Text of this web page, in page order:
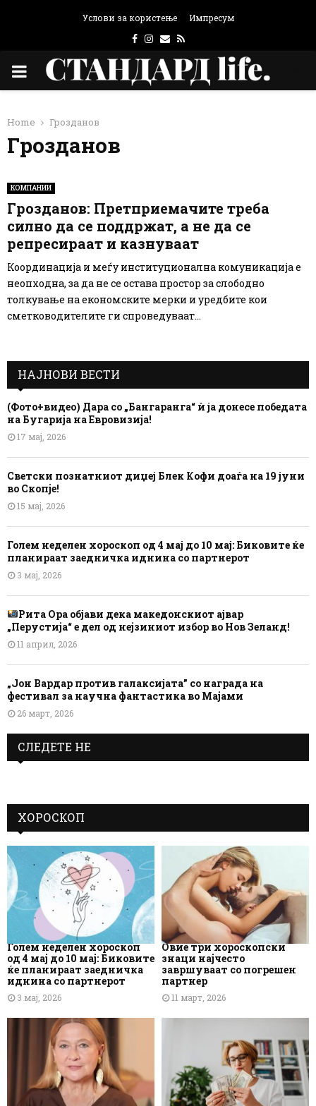
Услови за користење Импресум
Facebook
Instagram
Email
Rss
PRIMARY
Home Грозданов
Грозданов
КОМПАНИИ
Грозданов: Претприемачите треба
силно да се поддржат, а не да се
репресираат и казнуваат
Координација и меѓу институционална комуникација е
неопходна, за да не се остава простор за слободно
толкување на економските мерки и уредбите кои
сметководителите ги спроведуваат...
НАЈНОВИ ВЕСТИ
(Фото+видео) Дара со „Бангаранга“ ѝ ја донесе победата
на Бугарија на Евровизија!
17 мај, 2026
Светски познатниот диџеј Блек Кофи доаѓа на 19 јуни
во Скопје!
15 мај, 2026
Голем неделен хороскоп од 4 мај до 10 мај: Биковите ќе
планираат заедничка иднина со партнерот
3 мај, 2026
Рита Ора објави дека македонскиот ајвар
„Перустија“ е дел од нејзиниот избор во Нов Зеланд!
11 април, 2026
„Јон Вардар против галаксијата” со награда на
фестивал за научна фантастика во Мајами
26 март, 2026
СЛЕДЕТЕ НЕ
ХОРОСКОП
Голем неделен хороскоп
од 4 мај до 10 мај: Биковите
ќе планираат заедничка
иднина со партнерот
3 мај, 2026
Овие три хороскопски
знаци најчесто
завршуваат со погрешен
партнер
11 март, 2026